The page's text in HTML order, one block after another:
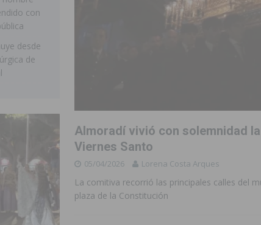
Almoradí vivió con solemnidad
Viernes Santo
05/04/2026 Lorena Costa Arques
La comitiva recorrió las principales calles del
plaza de la Constitución
con
desde
de